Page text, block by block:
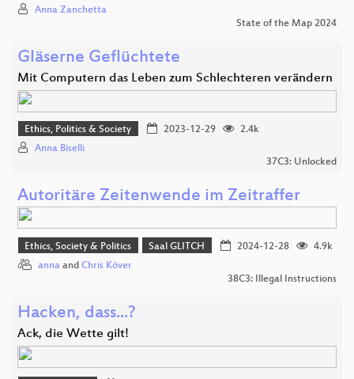
Anna Zanchetta
State of the Map 2024
Gläserne Geflüchtete
Mit Computern das Leben zum Schlechteren verändern
Ethics, Politics & Society 2023-12-29
2.4k
Anna Biselli
37C3: Unlocked
Autoritäre Zeitenwende im Zeitraffer
Ethics, Society & Politics Saal GLITCH 2024-12-28
4.9k
anna and Chris Köver
38C3: Illegal Instructions
Hacken, dass...?
Ack, die Wette gilt!